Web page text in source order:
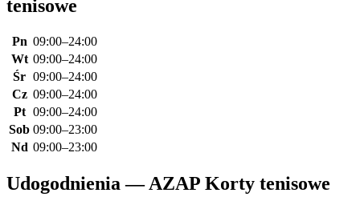
tenisowe
Pn 09:00–24:00
Wt 09:00–24:00
Śr 09:00–24:00
Cz 09:00–24:00
Pt 09:00–24:00
Sob 09:00–23:00
Nd 09:00–23:00
Udogodnienia — AZAP Korty tenisowe